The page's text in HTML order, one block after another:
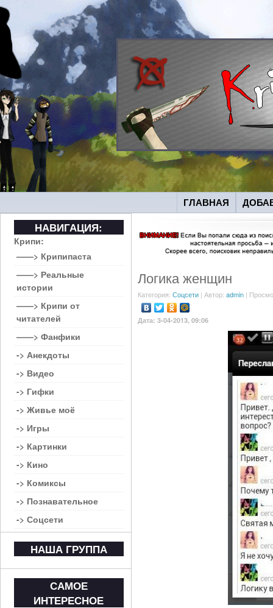
ГЛАВНАЯ
Логика женщин
Категория: Соцсети | Автор: admin |
Дата: 3-04-2013, 09:06
НАВИГАЦИЯ:
Крипи:
——> Крипипаста
——> Реальные
истории
——> Крипи от
читателей
——> Фанфики
-> Анекдоты
-> Видео
-> Гифки
-> Живье моё
-> Игры
-> Картинки
-> Кино
-> Комиксы
-> Познавательное
-> Соцсети
НАША ГРУППА
САМОЕ
ИНТЕРЕСНОЕ